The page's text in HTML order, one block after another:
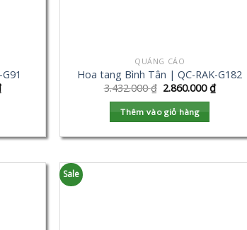
QUẢNG CÁO
Hoa tang Bình Tân | QC-RAK-G182
3.432.000₫ 2.860.000₫
Thêm vào giỏ hàng
Sale